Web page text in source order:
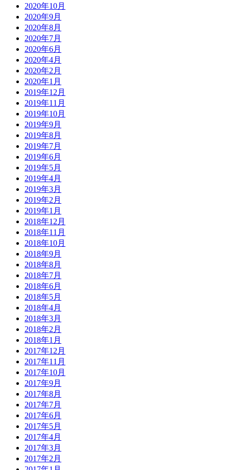
2020年10月
2020年9月
2020年8月
2020年7月
2020年6月
2020年4月
2020年2月
2020年1月
2019年12月
2019年11月
2019年10月
2019年9月
2019年8月
2019年7月
2019年6月
2019年5月
2019年4月
2019年3月
2019年2月
2019年1月
2018年12月
2018年11月
2018年10月
2018年9月
2018年8月
2018年7月
2018年6月
2018年5月
2018年4月
2018年3月
2018年2月
2018年1月
2017年12月
2017年11月
2017年10月
2017年9月
2017年8月
2017年7月
2017年6月
2017年5月
2017年4月
2017年3月
2017年2月